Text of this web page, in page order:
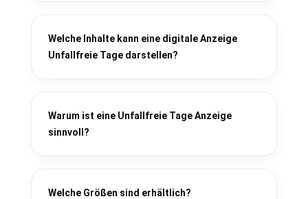
Welche Inhalte kann eine digitale Anzeige
Unfallfreie Tage darstellen?
Warum ist eine Unfallfreie Tage Anzeige
sinnvoll?
Welche Größen sind erhältlich?